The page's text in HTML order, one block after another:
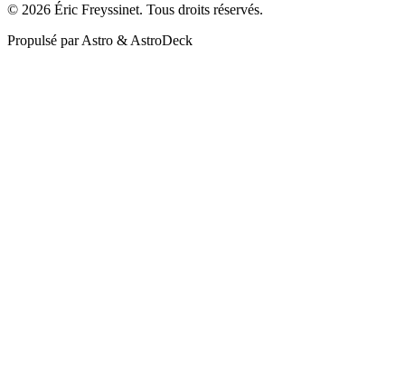
© 2026 Éric Freyssinet. Tous droits réservés.
Propulsé par Astro & AstroDeck